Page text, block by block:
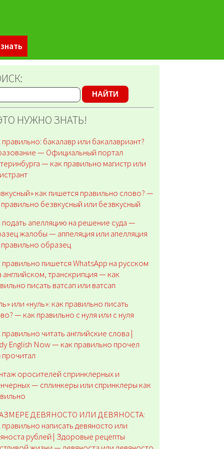
НАЙТИ
НУЖНО ЗНАТЬ!
правильно: бакалавр или бакалавриант?
— Официальный портал
— как правильно магистр или
как пишется правильно слово? —
правильно безвкусный или безвкусный
подать апелляцию на решение суда —
жалобы — аппеляция или апелляция
правильно образец
правильно пишется WhatsApp на русском
английском, транскрипция — как
писать ватсап или ватсап
или «нуль»: как правильно писать
— как правильно с нуля или с нуля
правильно читать английские слова |
English Now — как правильно прочел
прочитал
оросителей спринклерных и
— сплинкеры или спринклеры как
ДЕВЯНОСТО ИЛИ ДЕВЯНОСТА:
правильно написать девяносто или
рублей | Здоровые рецепты